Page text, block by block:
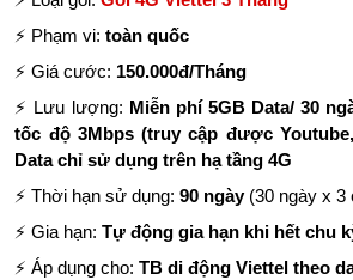
⚡ Phạm vi:toàn quốc
⚡ Giá cước: 150.000đ/Tháng
⚡ Lưu lượng: Miễn phí 5GB Data/ 30
tốc độ 3Mbps (truy cập được
Data chỉ sử dụng trên hạ tầng 4G
⚡ Thời hạn sử dụng:90 ngày(30 ngày x 3
⚡ Gia hạn:Tự động gia hạn khi hết chu
⚡ Áp dụng cho:TB di động Viettel theo